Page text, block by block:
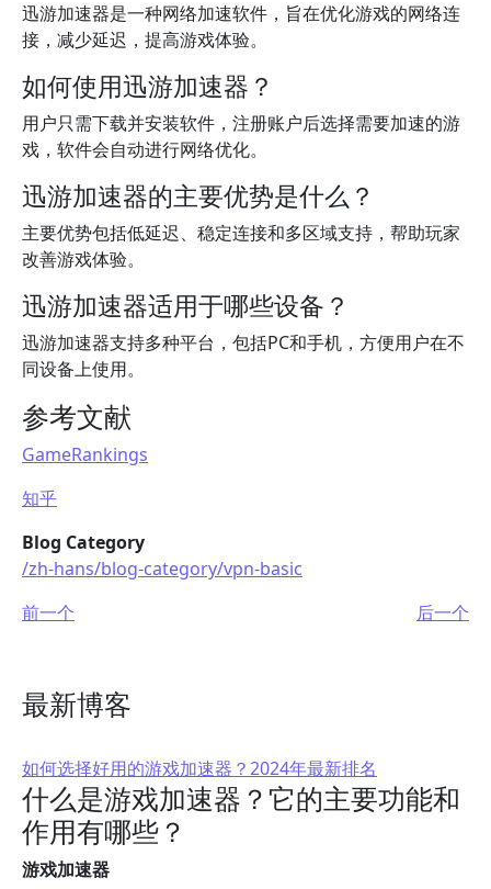
迅游加速器是一种网络加速软件，旨在优化游戏的网络连
接，减少延迟，提高游戏体验。
如何使用迅游加速器？
用户只需下载并安装软件，注册账户后选择需要加速的游
戏，软件会自动进行网络优化。
迅游加速器的主要优势是什么？
主要优势包括低延迟、稳定连接和多区域支持，帮助玩家
改善游戏体验。
迅游加速器适用于哪些设备？
迅游加速器支持多种平台，包括PC和手机，方便用户在不
同设备上使用。
参考文献
GameRankings
知乎
Blog Category
/zh-hans/blog-category/vpn-basic
前一个
后一个
最新博客
如何选择好用的游戏加速器？2024年最新排名
什么是游戏加速器？它的主要功能和
作用有哪些？
游戏加速器